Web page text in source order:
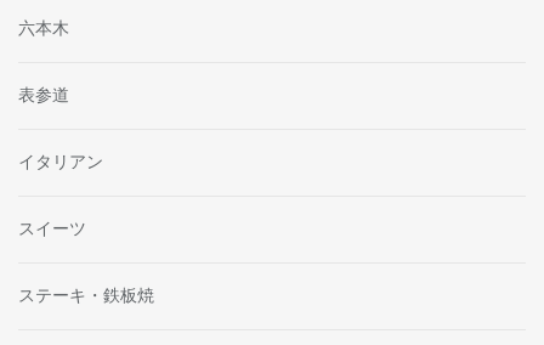
六本木
表参道
イタリアン
スイーツ
ステーキ・鉄板焼